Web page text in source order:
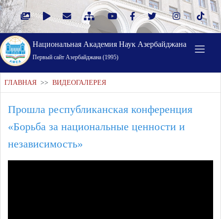
Национальная Академия Наук Азербайджана
Первый cайт Азербайджана (1995)
ГЛАВНАЯ >> ВИДЕОГАЛЕРЕЯ
Прошла республиканская конференция
«Борьба за национальные ценности и
независимость»